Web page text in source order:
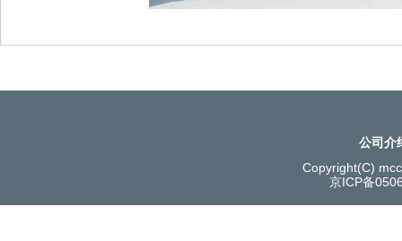
公司介
Copyright(C)
京ICP备